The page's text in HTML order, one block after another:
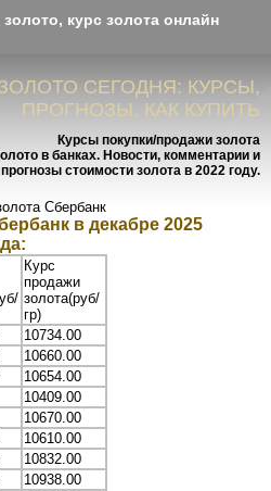
курс золота онлайн
СЕГОДНЯ: КУРСЫ,
ПРОГНОЗЫ, КАК КУПИТЬ
Курсы покупки/продажи золота
в банках. Новости, комментарии и
прогнозы стоимости золота в 2022 году.
Сбербанк
в декабре 2025
Курс
продажи
золота(руб/
гр)
10734.00
10660.00
10654.00
10409.00
10670.00
10610.00
10832.00
10938.00